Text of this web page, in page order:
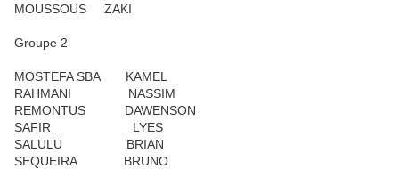
MOUSSOUS ZAKI
Groupe 2
MOSTEFA SBA KAMEL
RAHMANI NASSIM
REMONTUS DAWENSON
SAFIR LYES
SALULU BRIAN
SEQUEIRA BRUNO